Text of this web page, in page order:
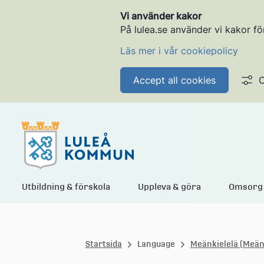
Vi använder kakor
På lulea.se använder vi kakor
Läs mer i vår cookiepolicy
Accept all cookies
L
Utbildning & förskola Uppleva & göra
Startsida Language Meänkielelä